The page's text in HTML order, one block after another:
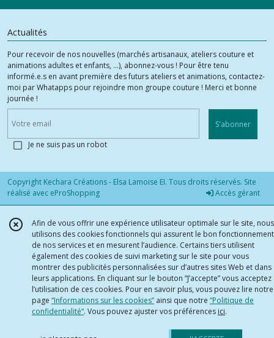
Actualités
Pour recevoir de nos nouvelles (marchés artisanaux, ateliers couture et
animations adultes et enfants, ...), abonnez-vous ! Pour être tenu
informé.e.s en avant première des futurs ateliers et animations, contactez-
moi par Whatapps pour rejoindre mon groupe couture ! Merci et bonne
journée !
S'abonner
Je ne suis pas un robot
Copyright Kechara Créations - Elsa Lamoise EI. Tous droits réservés. Site
réalisé avec eProShopping Accès gérant
Afin de vous offrir une expérience utilisateur optimale sur le site, nous
utilisons des cookies fonctionnels qui assurent le bon fonctionnement
de nos services et en mesurent l’audience. Certains tiers utilisent
également des cookies de suivi marketing sur le site pour vous
montrer des publicités personnalisées sur d’autres sites Web et dans
leurs applications. En cliquant sur le bouton “J’accepte” vous acceptez
l’utilisation de ces cookies. Pour en savoir plus, vous pouvez lire notre
page “Informations sur les cookies” ainsi que notre “Politique de
confidentialité“. Vous pouvez ajuster vos préférences ici.